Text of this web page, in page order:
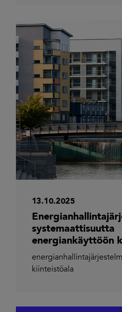
13.10.2025
systemaattisuutta
energiankäyttöön
kiinteistöala